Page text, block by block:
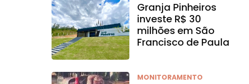
Granja Pinheiros
investe R$ 30
milhões em São
Francisco de Paula
MONITORAMENTO